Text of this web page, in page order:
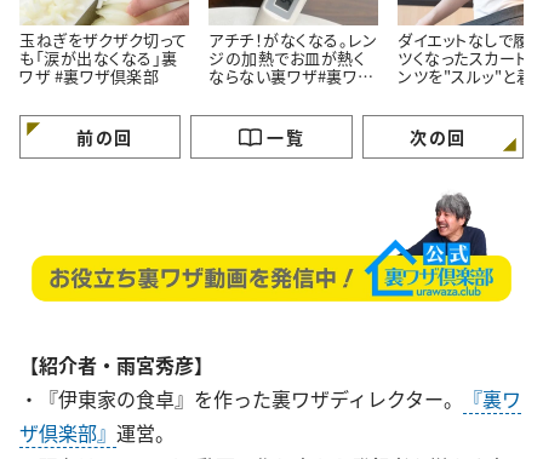
玉ねぎをザクザク切って
も「涙が出なくなる」裏
ワザ #裏ワザ倶楽部
アチチ！がなくなる。レン
ジの加熱でお皿が熱く
ならない裏ワザ#裏ワザ
ダイエットなしで履く
ツくなったスカート
ンツを"スルッ"と着
前の回 一覧 次の回
【紹介者・雨宮秀彦】
・『伊東家の食卓』を作った裏ワザディレクター。
『裏ワ
ザ倶楽部』 運営。